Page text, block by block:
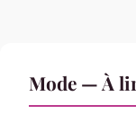
Mode — À